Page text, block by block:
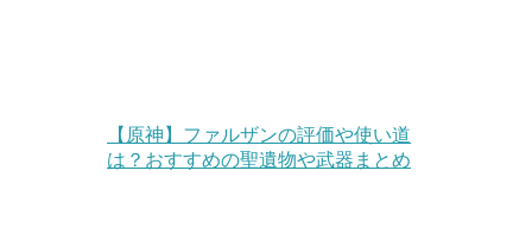
【原神】ファルザンの評価や使い道
は？おすすめの聖遺物や武器まとめ